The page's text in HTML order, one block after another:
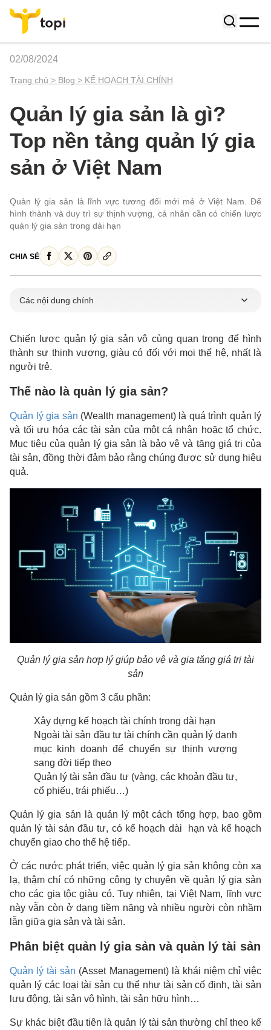
02/08/2024
Trang chủ > Blog > KẾ HOẠCH TÀI CHÍNH
Quản lý gia sản là gì?
Top nền tảng quản lý gia
sản ở Việt Nam
Quản lý gia sản là lĩnh vực tương đối mới mẻ ở Việt Nam. Để
hình thành và duy trì sự thịnh vượng, cá nhân cần có chiến lược
quản lý gia sản trong dài hạn
CHIA SẺ
Các nội dung chính
Phân biệt quản lý gia sản và quản lý tài sản
Tầm quan trọng của việc quản lý gia sản
1. TOPI
Hiện thực ngành quản lý gia sản trên thế giới
Tiềm năng ngành quản lý tài sản tại Việt Nam
Chiến lược quản lý gia sản vô cùng quan trọng để hình
thành sự thịnh vượng, giàu có đối với mọi thế hệ, nhất là
người trẻ.
Thế nào là quản lý gia sản?
Quản lý gia sản (Wealth management) là quá trình quản lý
và tối ưu hóa các tài sản của một cá nhân hoặc tổ chức.
Mục tiêu của quản lý gia sản là bảo vệ và tăng giá trị của
tài sản, đồng thời đảm bảo rằng chúng được sử dụng hiệu
quả.
Quản lý gia sản hợp lý giúp bảo vệ và gia tăng giá trị tài
sản
Quản lý gia sản gồm 3 cấu phần:
Xây dựng kế hoạch tài chính trong dài hạn
Ngoài tài sản đầu tư tài chính cần quản lý danh
mục kinh doanh để chuyển sự thịnh vượng
sang đời tiếp theo
Quản lý tài sản đầu tư (vàng, các khoản đầu tư,
cổ phiếu, trái phiếu…)
Quản lý gia sản là quản lý một cách tổng hợp, bao gồm
quản lý tài sản đầu tư, có kế hoạch dài hạn và kế hoạch
chuyển giao cho thế hệ tiếp.
Ở các nước phát triển, việc quản lý gia sản không còn xa
lạ, thậm chí có những công ty chuyên về quản lý gia sản
cho các gia tộc giàu có. Tuy nhiên, tại Việt Nam, lĩnh vực
này vẫn còn ở dạng tiềm năng và nhiều người còn nhầm
lẫn giữa gia sản và tài sản.
Phân biệt quản lý gia sản và quản lý tài sản
Quản lý tài sản (Asset Management) là khái niệm chỉ việc
quản lý các loại tài sản cụ thể như tài sản cố định, tài sản
lưu động, tài sản vô hình, tài sản hữu hình…
Sự khác biệt đầu tiên là quản lý tài sản thường chỉ theo kế